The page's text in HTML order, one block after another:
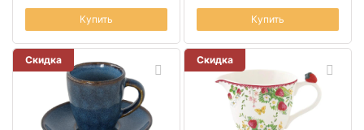
Купить Купить
Скидка Скидка